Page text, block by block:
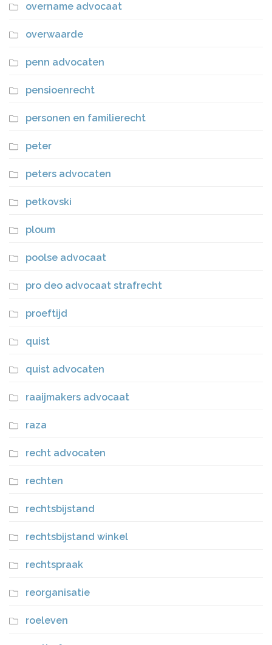
overname advocaat
overwaarde
penn advocaten
pensioenrecht
personen en familierecht
peter
peters advocaten
petkovski
ploum
poolse advocaat
pro deo advocaat strafrecht
proeftijd
quist
quist advocaten
raaijmakers advocaat
raza
recht advocaten
rechten
rechtsbijstand
rechtsbijstand winkel
rechtspraak
reorganisatie
roeleven